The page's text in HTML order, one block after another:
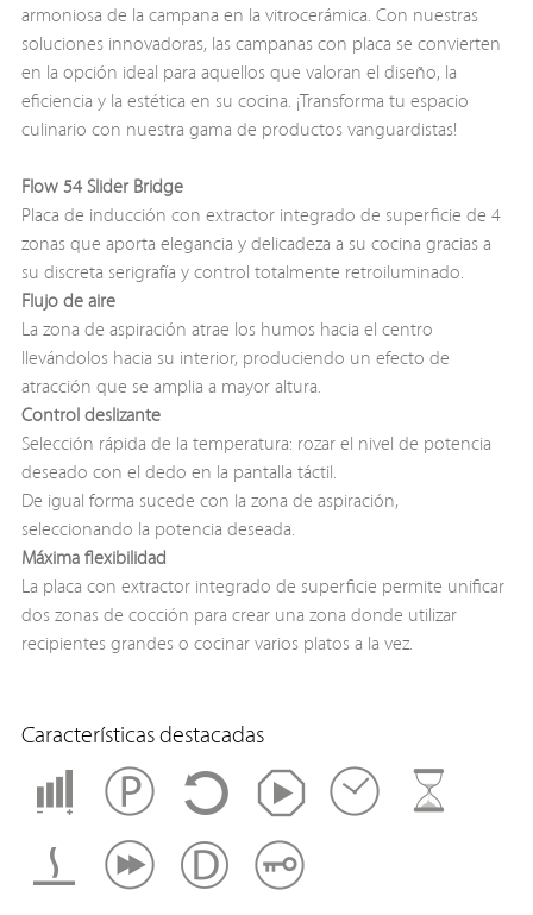
armoniosa de la campana en la vitrocerámica. Con nuestras
soluciones innovadoras, las campanas con placa se convierten
en la opción ideal para aquellos que valoran el diseño, la
eficiencia y la estética en su cocina. ¡Transforma tu espacio
culinario con nuestra gama de productos vanguardistas!
Flow 54Slider Bridge
Placa de inducción con extractor integrado de superficie de 4
zonas que aporta elegancia y delicadeza a su cocina gracias a
su discreta serigrafía y control totalmente retroiluminado.
Flujo de aire
La zona de aspiración atrae los humos hacia el centro
llevándolos hacia su interior, produciendo un efecto de
atracción que se amplia a mayor altura.
Control deslizante
Selección rápida de la temperatura: rozar el nivel de potencia
deseado con el dedo en la pantalla táctil.
De igual forma sucede con la zona de aspiración,
seleccionando la potencia deseada.
Máxima flexibilidad
La placa con extractor integrado de superficie permite unificar
dos zonas de cocción para crear una zona donde utilizar
recipientes grandes o cocinar varios platos a la vez.
Características destacadas